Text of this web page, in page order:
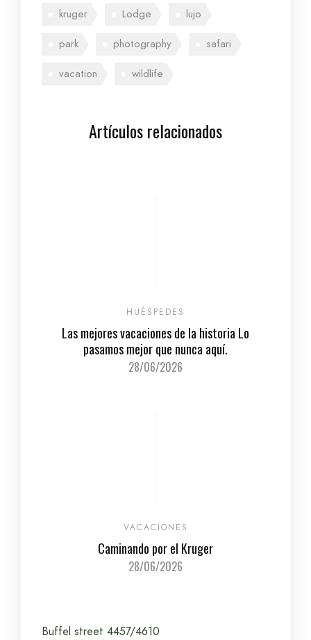
kruger
Lodge
lujo
park
photography
safari
vacation
wildlife
Artículos relacionados
HUÉSPEDES
Las mejores vacaciones de la historia Lo
pasamos mejor que nunca aquí.
28/06/2026
VACACIONES
Caminando por el Kruger
28/06/2026
Buffel street 4457/4610